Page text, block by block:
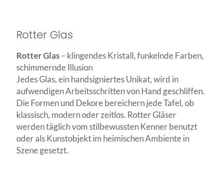
Rotter Glas
Rotter Glas– klingendes Kristall, funkelnde Farben,
schimmernde Illusion
Jedes Glas, ein handsigniertes Unikat, wird in
aufwendigen Arbeitsschritten von Hand geschliffen.
Die Formen und Dekore bereichern jede Tafel, ob
klassisch, modern oder zeitlos. Rotter Gläser
werden täglich vom stilbewussten Kenner benutzt
oder als Kunstobjekt im heimischen Ambiente in
Szene gesetzt.